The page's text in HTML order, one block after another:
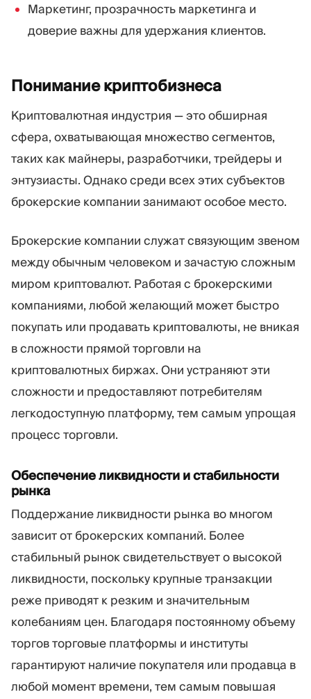
Маркетинг, прозрачность маркетинга и
доверие важны для удержания клиентов.
Пониманиекриптобизнеса
Криптовалютная индустрия — это обширная
сфера, охватывающая множество сегментов,
таких как майнеры, разработчики, трейдеры и
энтузиасты. Однако среди всех этих субъектов
брокерские компании занимают особое место.
Брокерские компании служат связующим звеном
между обычным человеком и зачастую сложным
миром криптовалют. Работая с брокерскими
компаниями, любой желающий может быстро
покупать или продавать криптовалюты, не вникая
в сложности прямой торговли на
криптовалютных биржах. Они устраняют эти
сложности и предоставляют потребителям
легкодоступную платформу, тем самым упрощая
процесс торговли.
Обеспечение ликвидности и стабильности
рынка
Поддержание ликвидности рынка во многом
зависит от брокерских компаний. Более
стабильный рынок свидетельствует о высокой
ликвидности, поскольку крупные транзакции
реже приводят к резким и значительным
колебаниям цен. Благодаря постоянному объему
торгов торговые платформы и институты
гарантируют наличие покупателя или продавца в
любой момент времени, тем самым повышая